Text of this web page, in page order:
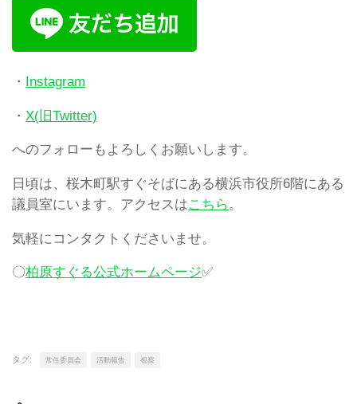
・ Instagram
・ X(旧Twitter)
へのフォローもよろしくお願いします。
日頃は、桜木町駅すぐそばにある横浜市役所6階にある
議員室にいます。アクセスはこちら。
気軽にコンタクトくださいませ。
〇柏原すぐる公式ホームページ✅
タグ: 常任委員会 活動報告 視察